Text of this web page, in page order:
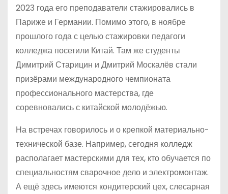
2023 года его преподаватели стажировались в
Париже и Германии. Помимо этого, в ноябре
прошлого года с целью стажировки педагоги
колледжа посетили Китай. Там же студенты
Димитрий Старицин и Дмитрий Москалёв стали
призёрами международного чемпионата
профессионального мастерства, где
соревновались с китайской молодёжью.
На встречах говорилось и о крепкой материально-
технической базе. Например, сегодня колледж
располагает мастерскими для тех, кто обучается по
специальностям сварочное дело и электромонтаж.
А ещё здесь имеются кондитерский цех, слесарная